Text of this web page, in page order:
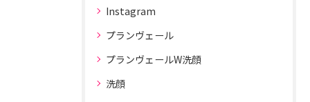
Instagram
プランヴェール
プランヴェールW洗顔
洗顔